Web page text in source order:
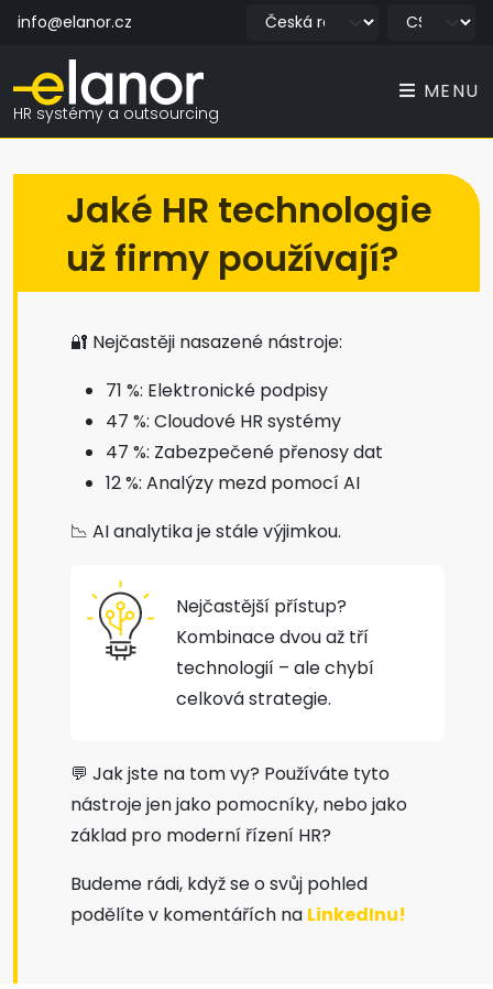
info@elanor.cz
HR systémy a outsourcing
MENU
Jaké HR technologie
už firmy používají?
🔐 Nejčastěji nasazené nástroje:
71 %: Elektronické podpisy
47 %: Cloudové HR systémy
47 %: Zabezpečené přenosy dat
12 %: Analýzy mezd pomocí AI
📉 AI analytika je stále výjimkou.
Nejčastější přístup?
Kombinace dvou až tří
technologií – ale chybí
celková strategie.
💬 Jak jste na tom vy? Používáte tyto
nástroje jen jako pomocníky, nebo jako
základ pro moderní řízení HR?
Budeme rádi, když se o svůj pohled
podělíte v komentářích na LinkedInu!